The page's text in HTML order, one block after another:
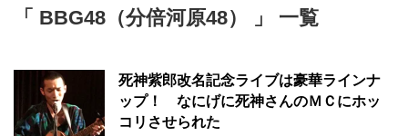
「 BBG48（分倍河原48） 」 一覧
死神紫郎改名記念ライブは豪華ラインナ
ップ！ なにげに死神さんのＭＣにホッ
コリさせられた